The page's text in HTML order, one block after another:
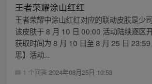
王者荣耀涂山红红
王者荣耀中涂山红红对应的联动皮肤是少
该皮肤于 8 月 10 日 00:00 活动陆续逐区
获取时间为 8 月 10 日至 8 月 25 日
思】活动...
1 个回答 2024年08月25日 10:53